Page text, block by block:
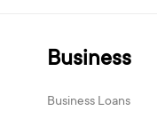
Business
Business Loans